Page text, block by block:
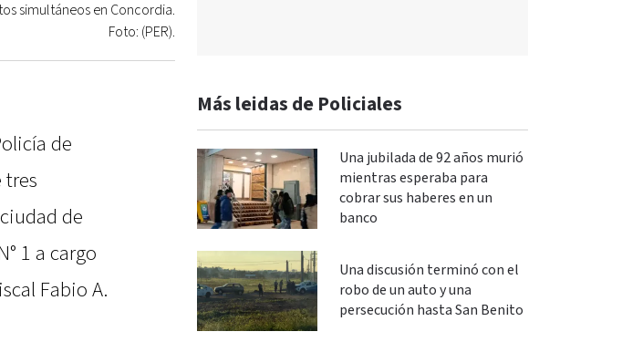
simultáneos en Concordia.
Foto: (PER).
de
tres
de
1 a cargo
Fabio A.
Más leidas de Policiales
Una jubilada de 92 años murió
mientras esperaba para
cobrar sus haberes en un
banco
Una discusión terminó con el
robo de un auto y una
persecución hasta San Benito